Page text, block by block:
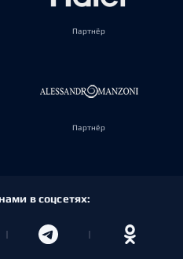
Партнёр
Партнёр
в соцсетях: